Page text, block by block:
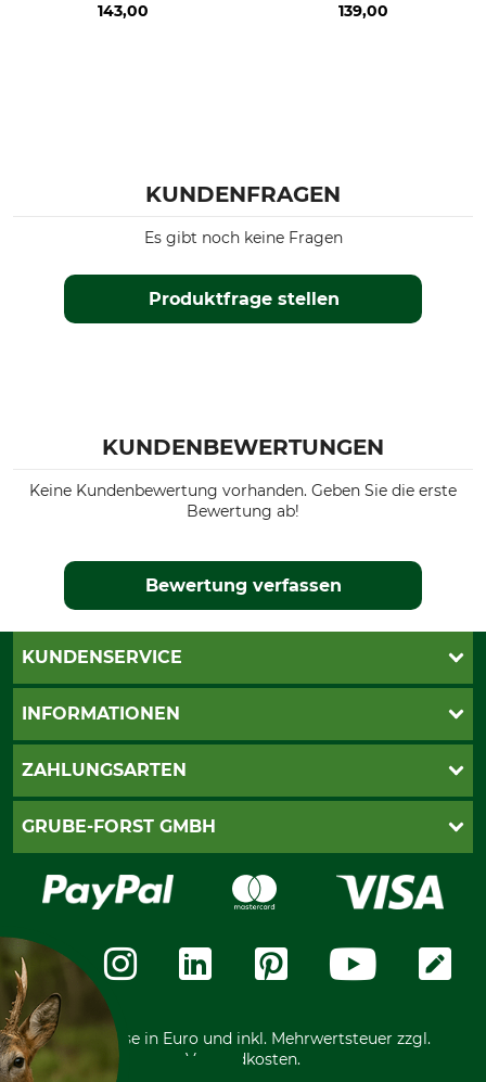
143,00
139,00
KUNDENFRAGEN
Produktfrage stellen
Es gibt noch keine Fragen
KUNDENBEWERTUNGEN
Keine Kundenbewertung vorhanden. Geben Sie die erste
Bewertung ab!
Bewertung verfassen
KUNDENSERVICE
Katalogbestellung
INFORMATIONEN
AGB
Widerrufsformular
Zahlungsarten
ZAHLUNGSARTEN
PayPal
Rechnung
Vorkasse
GRUBE-FORST GMBH
Karriere
Über uns
Community
International
*Alle Preise in Euro und inkl. Mehrwertsteuer zzgl.
Versandkosten.